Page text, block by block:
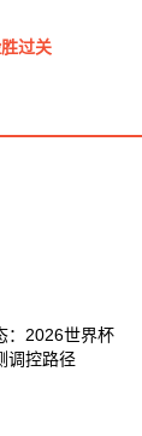
过关
：2026世界杯
调控路径